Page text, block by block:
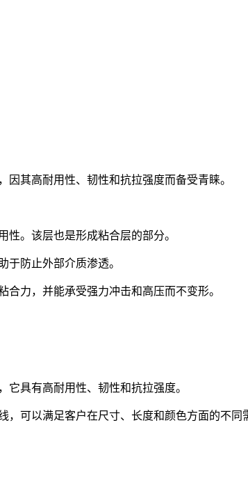
其高耐用性、韧性和抗拉强度而备受青睐。
。该层也是形成粘合层的部分。
于防止外部介质渗透。
力，并能承受强力冲击和高压而不变形。
具有高耐用性、韧性和抗拉强度。
，可以满足客户在尺寸、长度和颜色方面的不同